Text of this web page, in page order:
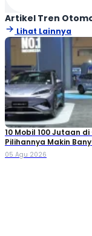
Artikel Tren
Lihat Lainnya
10 Mobil 100 Jutaan di
Pilihannya Makin
05 Agu 2026